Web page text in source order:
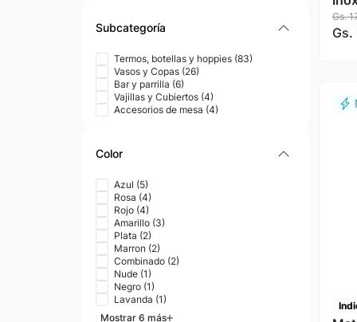
Subcategoría
Termos, botellas y hoppies (83)
Vasos y Copas (26)
Bar y parrilla (6)
Vajillas y Cubiertos (4)
Accesorios de mesa (4)
Color
Azul (5)
Rosa (4)
Rojo (4)
Amarillo (3)
Plata (2)
Marron (2)
Combinado (2)
Nude (1 )
Negro (1 )
Lavanda (1 )
Mostrar 6 más
Gs.
Gs.